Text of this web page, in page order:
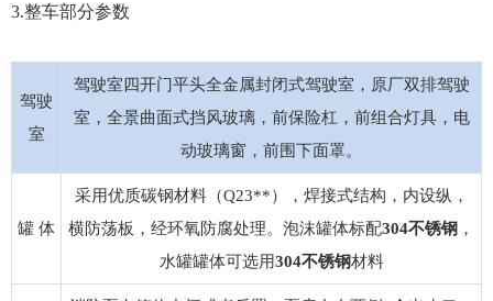
3.整车部分参数
驾驶
室
驾驶室四开门平头全金属封闭式驾驶室，原厂双排驾驶
室，全景曲面式挡风玻璃，前保险杠，前组合灯具，电
动玻璃窗，前围下面罩。
罐 体
采用优质碳钢材料（Q23**），焊接式结构，内设纵，
横防荡板，经环氧防腐处理。泡沫罐体标配304不锈钢 ，
水罐罐体可选用304不锈钢材料